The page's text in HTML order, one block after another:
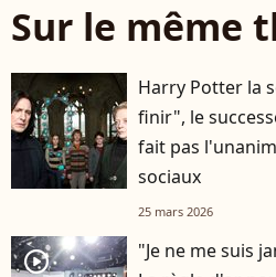
Sur le même
Harry Potter la
finir", le
fait pas
sociaux
25 mars 2026
player2
"Je ne me suis